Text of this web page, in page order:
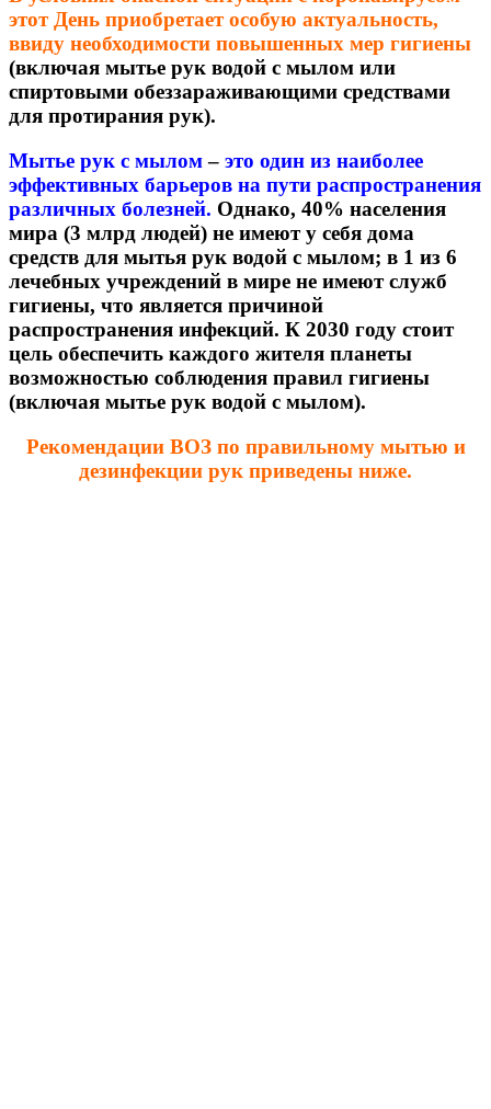
этот День приобретает особую актуальность,
ввиду необходимости повышенных мер гигиены
(включая мытье рук водой с мылом или
спиртовыми обеззараживающими средствами
для протирания рук).
Мытье рук с мылом– это один из наиболее
эффективных барьеров на пути распространения
различных болезней. Однако, 40% населения
мира (3 млрд людей) не имеют у себя дома
средств для мытья рук водой с мылом; в 1 из 6
лечебных учреждений в мире не имеют служб
гигиены, что является причиной
распространения инфекций. К 2030 году стоит
цель обеспечить каждого жителя планеты
возможностью соблюдения правил гигиены
(включая мытье рук водой с мылом).
Рекомендации ВОЗ по правильному мытью и
дезинфекции рук приведены ниже.